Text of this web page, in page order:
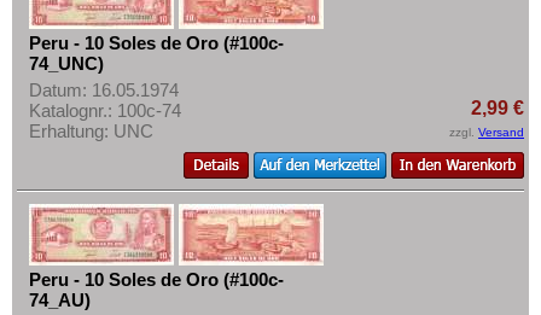
Peru - 10 Soles de Oro (#100c-
74_UNC)
Datum: 16.05.1974
Katalognr.: 100c-74
Erhaltung: UNC
2,99 €
zzgl. Versand
Peru - 10 Soles de Oro (#100c-
74_AU)